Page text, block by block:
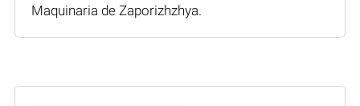
Maquinaria de Zaporizhzhya.